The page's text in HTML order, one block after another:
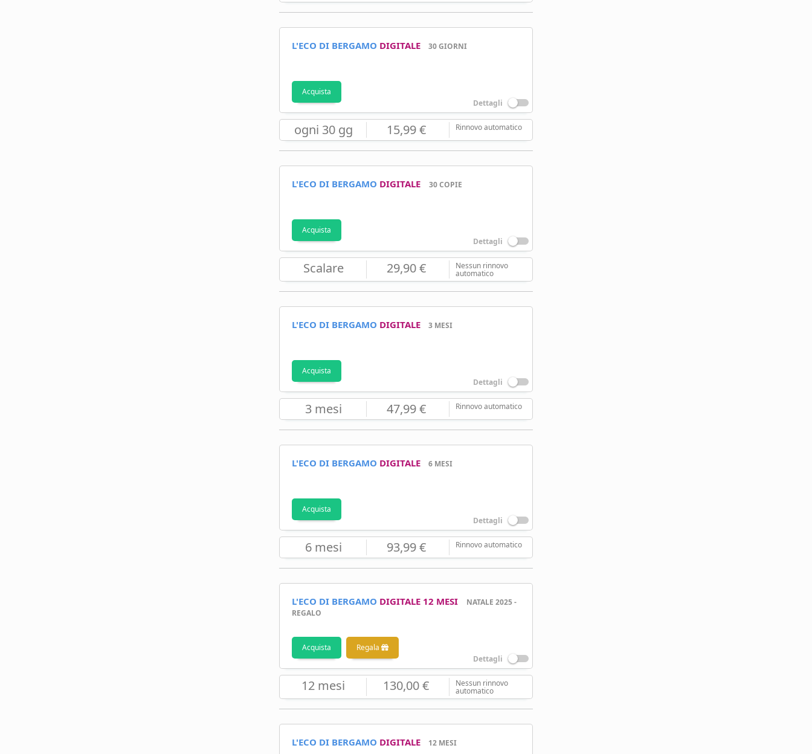
L'ECO DI BERGAMO DIGITALE 30 GIORNI
Acquista
Dettagli
ogni 30 gg 15,99 € Rinnovo automatico
L'ECO DI BERGAMO DIGITALE 30 COPIE
Acquista
Dettagli
Scalare 29,90 € Nessun rinnovo
automatico
L'ECO DI BERGAMO DIGITALE 3 MESI
Acquista
Dettagli
3 mesi 47,99 € Rinnovo automatico
L'ECO DI BERGAMO DIGITALE 6 MESI
Acquista
Dettagli
6 mesi 93,99 € Rinnovo automatico
L'ECO DI BERGAMO DIGITALE 12 MESI
NATALE 2025 -
REGALO
Acquista
Regala
Dettagli
12 mesi 130,00 € Nessun rinnovo
automatico
L'ECO DI BERGAMO DIGITALE 12 MESI